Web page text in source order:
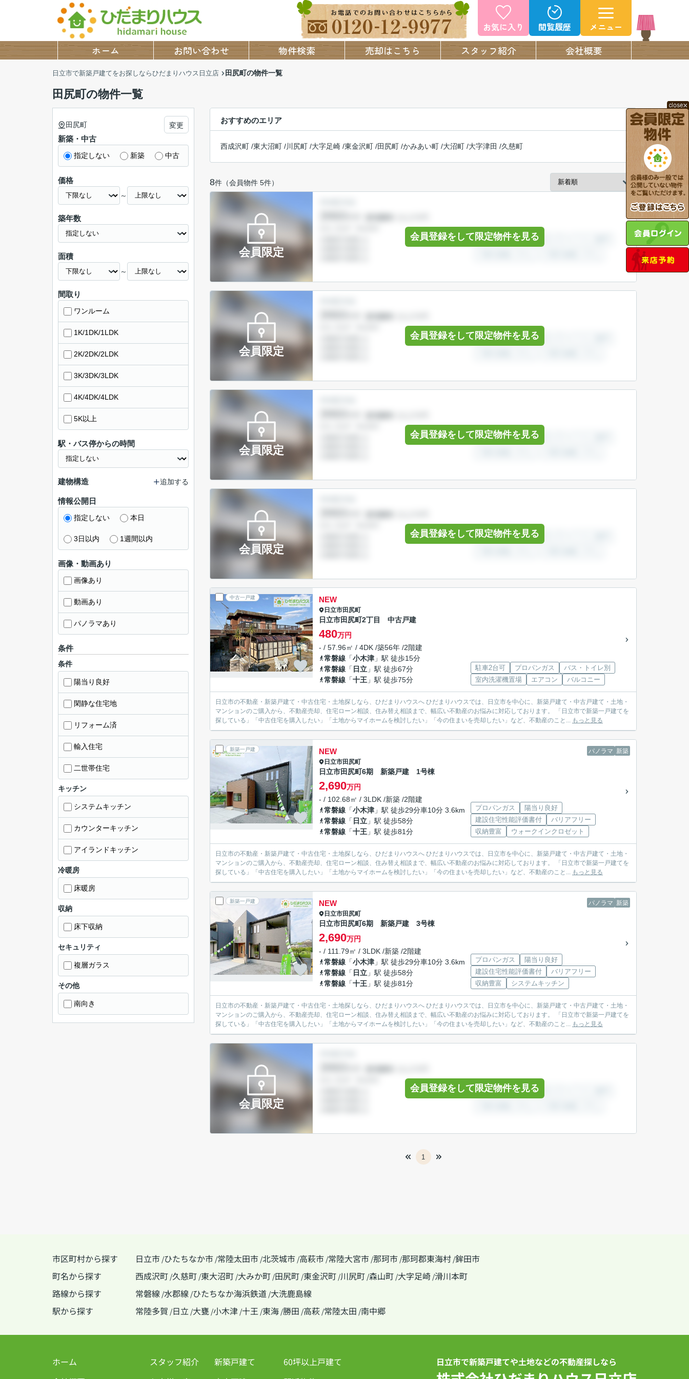
お気に入り 閲覧履歴 メニュー
ホーム お問い合わせ 物件検索 売却はこちら スタッフ紹介 会社概要
日立市で新築戸建てをお探しならひだまりハウス日立店 田尻町の物件一覧
田尻町の物件一覧
おすすめのエリア
西成沢町 /東大沼町 /川尻町 /大字足崎 /東金沢町 /田尻町 /かみあい町 /大沼町 /大字津田 /久慈町
8件（会員物件 5件）
会員限定
会員登録をして限定物件を見る
会員限定
会員登録をして限定物件を見る
会員限定
会員登録をして限定物件を見る
会員限定
会員登録をして限定物件を見る
中古一戸建 NEW
日立市田尻町
日立市田尻町2丁目 中古戸建
480万円
- / 57.96㎡ / 4DK /築56年 /2階建
常磐線 「小木津 」駅 徒歩15分
常磐線 「 日立 」駅 徒歩67分
常磐線 「十王 」駅 徒歩75分
駐車2台可 プロパンガス
バス・トイレ別
室内洗濯機置場
エアコン バルコニー
日立市の不動産・新築戸建て・中古住宅・土地探しなら、ひだまりハウスへ ひだまりハウスでは、日立市を中心に、新築戸建て・中古戸建て・土地・
マンションのご購入から、不動産売却、住宅ローン相談、住み替え相談まで、幅広い不動産のお悩みに対応しております。 「日立市で新築一戸建てを
探している」「中古住宅を購入したい」「土地からマイホームを検討したい」「今の住まいを売却したい」など、不動産のこと... もっと見る
新築一戸建 パノラマ 新築
NEW
日立市田尻町
日立市田尻町6期 新築戸建 1号棟
2,690万円
- / 102.68㎡ / 3LDK /新築 /2階建
常磐線 「小木津 」駅 徒歩29分車10分 3.6km
常磐線 「 日立 」駅 徒歩58分
常磐線 「十王 」駅 徒歩81分
プロパンガス
陽当り良好
建設住宅性能評価書付
バリアフリー
収納豊富
ウォークインクロゼット
日立市の不動産・新築戸建て・中古住宅・土地探しなら、ひだまりハウスへ ひだまりハウスでは、日立市を中心に、新築戸建て・中古戸建て・土地・
マンションのご購入から、不動産売却、住宅ローン相談、住み替え相談まで、幅広い不動産のお悩みに対応しております。 「日立市で新築一戸建てを
探している」「中古住宅を購入したい」「土地からマイホームを検討したい」「今の住まいを売却したい」など、不動産のこと... もっと見る
新築一戸建 パノラマ 新築
NEW
日立市田尻町
日立市田尻町6期 新築戸建 3号棟
2,690万円
- / 111.79㎡ / 3LDK /新築 /2階建
常磐線 「小木津 」駅 徒歩29分車10分 3.6km
常磐線 「 日立 」駅 徒歩58分
常磐線 「十王 」駅 徒歩81分
プロパンガス
陽当り良好
建設住宅性能評価書付
バリアフリー
収納豊富
システムキッチン
日立市の不動産・新築戸建て・中古住宅・土地探しなら、ひだまりハウスへ ひだまりハウスでは、日立市を中心に、新築戸建て・中古戸建て・土地・
マンションのご購入から、不動産売却、住宅ローン相談、住み替え相談まで、幅広い不動産のお悩みに対応しております。 「日立市で新築一戸建てを
探している」「中古住宅を購入したい」「土地からマイホームを検討したい」「今の住まいを売却したい」など、不動産のこと... もっと見る
会員限定
会員登録をして限定物件を見る
1
田尻町 変更
新築・中古
指定しない 新築 中古
価格
～
築年数
面積
～
間取り
ワンルーム
1K/1DK/1LDK
2K/2DK/2LDK
3K/3DK/3LDK
4K/4DK/4LDK
5K以上
駅・バス停からの時間
建物構造 追加する
情報公開日
指定しない 本日
3日以内 1週間以内
画像・動画あり
画像あり
動画あり
パノラマあり
条件
条件
陽当り良好
閑静な住宅地
リフォーム済
輸入住宅
二世帯住宅
キッチン
システムキッチン
カウンターキッチン
アイランドキッチン
冷暖房
床暖房
収納
床下収納
セキュリティ
複層ガラス
その他
南向き
市区町村から探す 日立市 /ひたちなか市 /常陸太田市 /北茨城市 /高萩市 /常陸大宮市 /那珂市 /那珂郡東海村 /鉾田市
町名から探す
西成沢町 /久慈町 /東大沼町 /大みか町 /田尻町 /東金沢町 /川尻町 /森山町 /大字足崎 /滑川本町
路線から探す
常磐線 /水郡線 /ひたちなか海浜鉄道 /大洗鹿島線
駅から探す
常陸多賀 /日立 /大甕 /小木津 /十王 /東海 /勝田 /高萩 /常陸太田 /南中郷
ホーム
スタッフ紹介
新築戸建て
60坪以上戸建て
日立市で新築戸建てや土地などの不動産探しなら